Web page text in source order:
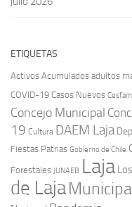
ETIQUETAS
Activos Acumulados adultos
COVID-19 Casos Nuevos
Concejo Municipal
19 Cultura DAEM Laja
Fiestas Patrias Gobierno de Chile
Forestales JUNAEB Laja
de Laja